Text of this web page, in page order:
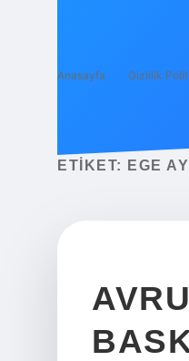
Anasayfa Gizlilik
ETIKET: EGE